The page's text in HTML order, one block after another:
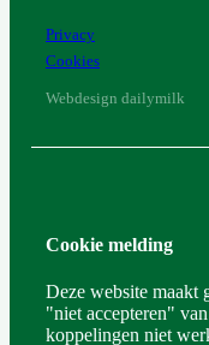
Privacy
Cookies
Webdesign dailymilk
Cookie melding
Deze website maakt
"niet accepteren"
koppelingen niet